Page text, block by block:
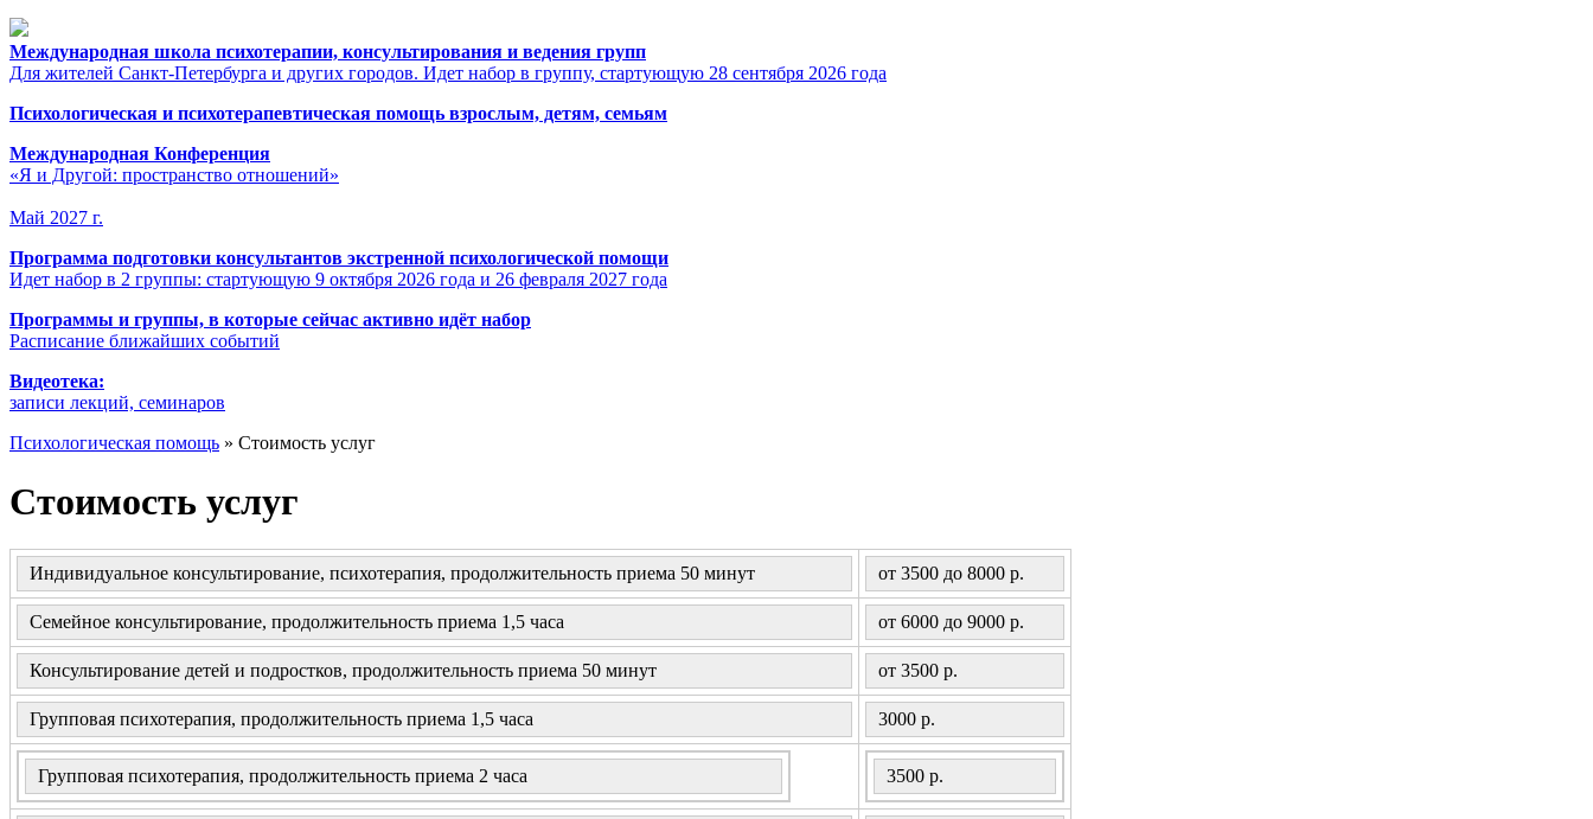
Международная школа психотерапии, консультирования и ведения групп
Для жителей Санкт-Петербурга и других городов. Идет набор в группу, стартующую 28 сентября 2026 года
Психологическая и психотерапевтическая помощь взрослым, детям, семьям
Международная Конференция
«Я и Другой: пространство отношений»
Май 2027 г.
Программа подготовки консультантов экстренной психологической помощи
Идет набор в 2 группы: стартующую 9 октября 2026 года и 26 февраля 2027 года
Программы и группы, в которые сейчас активно идёт набор
Расписание ближайших событий
Видеотека:
записи лекций, семинаров
Психологическая помощь » Стоимость услуг
Стоимость услуг
Индивидуальное консультирование, психотерапия, продолжительность приема 50 минут от 3500 до 8000 р.
Семейное консультирование, продолжительность приема 1,5 часа от 6000 до 9000 р.
Консультирование детей и подростков, продолжительность приема 50 минут от 3500 р.
Групповая психотерапия, продолжительность приема 1,5 часа 3000 р.
Групповая психотерапия, продолжительность приема 2 часа 3500 р.